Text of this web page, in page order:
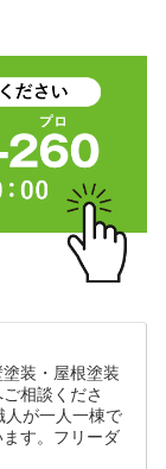
装・屋根塗装
相談くださ
人が一人一棟で
す。フリーダ